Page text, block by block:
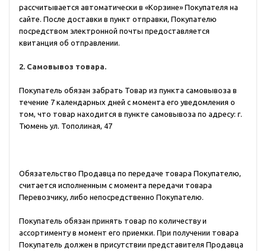
рассчитывается автоматически в «Корзине» Покупателя на
сайте. После доставки в пункт отправки, Покупателю
посредством электронной почты предоставляется
квитанция об отправлении.
2. Самовывоз товара.
Покупатель обязан забрать Товар из пункта самовывоза в
течение 7 календарных дней с момента его уведомления о
том, что товар находится в пункте самовывоза по адресу: г.
Тюмень ул. Тополиная, 47
Обязательство Продавца по передаче товара Покупателю,
считается исполненным с момента передачи товара
Перевозчику, либо непосредственно Покупателю.
Покупатель обязан принять товар по количеству и
ассортименту в момент его приемки. При получении товара
Покупатель должен в присутствии представителя Продавца